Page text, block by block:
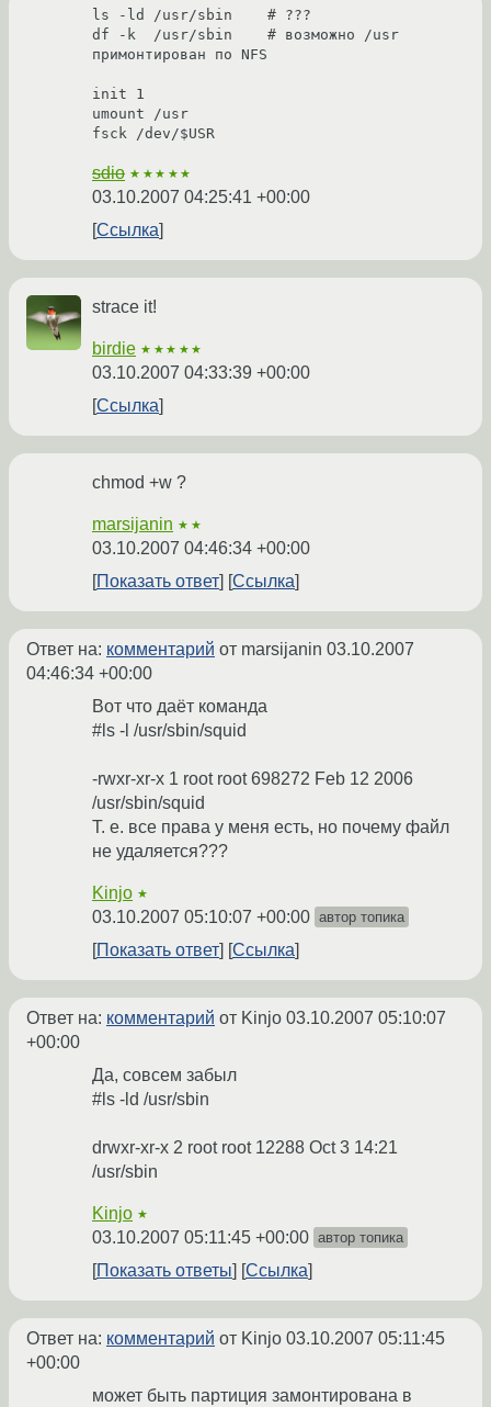
ls -ld /usr/sbin    # ???
df -k  /usr/sbin    # возможно /usr
примонтирован по NFS
init 1
umount /usr
fsck /dev/$USR
sdio ★★★★★
03.10.2007 04:25:41 +00:00
Ссылка
strace it!
birdie ★★★★★
03.10.2007 04:33:39 +00:00
Ссылка
chmod +w ?
marsijanin ★★
03.10.2007 04:46:34 +00:00
Показать ответ
Ссылка
Ответ на: комментарий от marsijanin 03.10.2007
04:46:34 +00:00
Вот что даёт команда
#ls -l /usr/sbin/squid
-rwxr-xr-x 1 root root 698272 Feb 12 2006
/usr/sbin/squid
Т. е. все права у меня есть, но почему файл
не удаляется???
Kinjo ★
03.10.2007 05:10:07 +00:00 автор топика
Показать ответ Ссылка
Ответ на: комментарий от Kinjo 03.10.2007 05:10:07
+00:00
Да, совсем забыл
#ls -ld /usr/sbin
drwxr-xr-x 2 root root 12288 Oct 3 14:21
/usr/sbin
Kinjo ★
03.10.2007 05:11:45 +00:00 автор топика
Показать ответы Ссылка
Ответ на: комментарий от Kinjo 03.10.2007 05:11:45
+00:00
может быть партиция замонтирована в